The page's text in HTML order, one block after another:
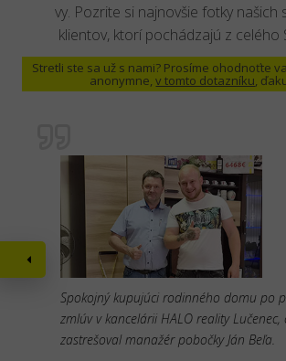
vy. Pozrite si najnovšie fotky našich
klientov, ktorí pochádzajú z celého
Stretli ste sa už s nami? Prosíme ohodnoťte
anonymne,v tomto dotazníku,
Spokojný kupujúci rodinného domu po
zmlúv v kancelárii HALO reality
zastrešoval manažér pobočky Ján Beľa.